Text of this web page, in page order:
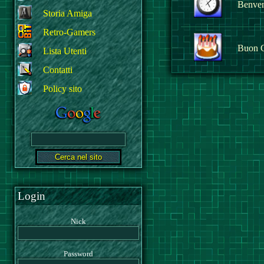
Storia Amiga
Retro-Gamers
Lista Utenti
Contatti
Policy sito
Login
Nick
Password
Buon